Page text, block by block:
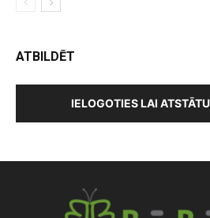
ATBILDĒT
IELOGOTIES LAI